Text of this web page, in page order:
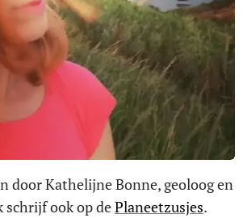
door Kathelijne Bonne, geoloog en
schrijf ook op dePlaneetzusjes.